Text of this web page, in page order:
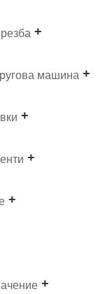
машина